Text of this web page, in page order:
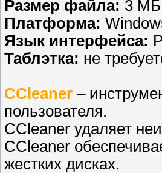
Размер файла: 3 МБ
Платформа:
Язык интерфейса:
Таблэтка: не
CCleaner –
пользователя.
CCleaner удаляет
CCleaner
жестких дисках.